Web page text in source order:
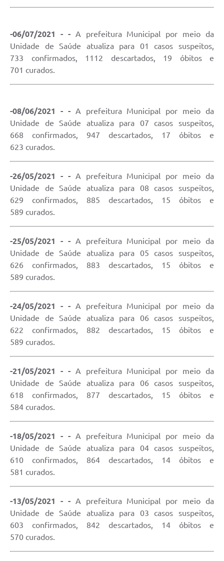
-06/07/2021 - - A prefeitura Municipal por meio da
Unidade de Saúde atualiza para 01 casos suspeitos,
733 confirmados, 1112 descartados, 19 óbitos e
701 curados.
-08/06/2021 - - A prefeitura Municipal por meio da
Unidade de Saúde atualiza para 07 casos suspeitos,
668 confirmados, 947 descartados, 17 óbitos e
623 curados.
-26/05/2021 - - A prefeitura Municipal por meio da
Unidade de Saúde atualiza para 08 casos suspeitos,
629 confirmados, 885 descartados, 15 óbitos e
589 curados.
-25/05/2021 - - A prefeitura Municipal por meio da
Unidade de Saúde atualiza para 05 casos suspeitos,
626 confirmados, 883 descartados, 15 óbitos e
589 curados.
-24/05/2021 - - A prefeitura Municipal por meio da
Unidade de Saúde atualiza para 06 casos suspeitos,
622 confirmados, 882 descartados, 15 óbitos e
589 curados.
-21/05/2021 - - A prefeitura Municipal por meio da
Unidade de Saúde atualiza para 06 casos suspeitos,
618 confirmados, 877 descartados, 15 óbitos e
584 curados.
-18/05/2021 - - A prefeitura Municipal por meio da
Unidade de Saúde atualiza para 04 casos suspeitos,
610 confirmados, 864 descartados, 14 óbitos e
581 curados.
-13/05/2021 - - A prefeitura Municipal por meio da
Unidade de Saúde atualiza para 03 casos suspeitos,
603 confirmados, 842 descartados, 14 óbitos e
570 curados.